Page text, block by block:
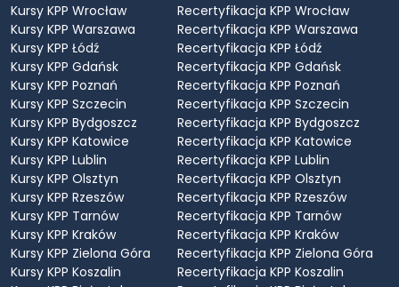
Kursy KPP Wrocław
Kursy KPP Warszawa
Kursy KPP Łódź
Kursy KPP Gdańsk
Kursy KPP Poznań
Kursy KPP Szczecin
Kursy KPP Bydgoszcz
Kursy KPP Katowice
Kursy KPP Lublin
Kursy KPP Olsztyn
Kursy KPP Rzeszów
Kursy KPP Tarnów
Kursy KPP Kraków
Kursy KPP Zielona Góra
Kursy KPP Koszalin
Recertyfikacja KPP Wrocław
Recertyfikacja KPP Warszawa
Recertyfikacja KPP Łódź
Recertyfikacja KPP Gdańsk
Recertyfikacja KPP Poznań
Recertyfikacja KPP Szczecin
Recertyfikacja KPP Bydgoszcz
Recertyfikacja KPP Katowice
Recertyfikacja KPP Lublin
Recertyfikacja KPP Olsztyn
Recertyfikacja KPP Rzeszów
Recertyfikacja KPP Tarnów
Recertyfikacja KPP Kraków
Recertyfikacja KPP Zielona Góra
Recertyfikacja KPP Koszalin